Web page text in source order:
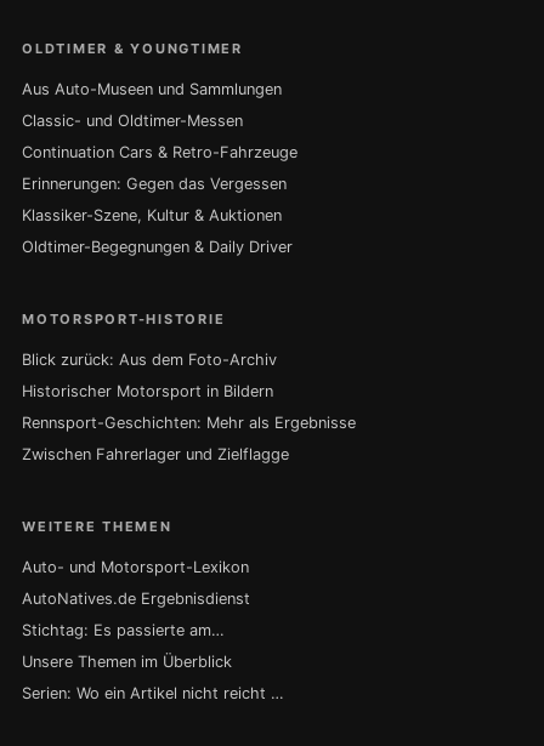
OLDTIMER & YOUNGTIMER
Aus Auto-Museen und Sammlungen
Classic- und Oldtimer-Messen
Continuation Cars & Retro-Fahrzeuge
Erinnerungen: Gegen das Vergessen
Klassiker-Szene, Kultur & Auktionen
Oldtimer-Begegnungen & Daily Driver
MOTORSPORT-HISTORIE
Blick zurück: Aus dem Foto-Archiv
Historischer Motorsport in Bildern
Rennsport-Geschichten: Mehr als Ergebnisse
Zwischen Fahrerlager und Zielflagge
WEITERE THEMEN
Auto- und Motorsport-Lexikon
AutoNatives.de Ergebnisdienst
Stichtag: Es passierte am…
Unsere Themen im Überblick
Serien: Wo ein Artikel nicht reicht …